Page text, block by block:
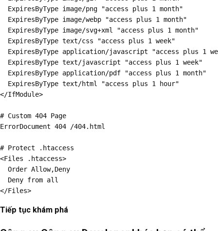
  ExpiresByType image/png "access plus 1 month"
  ExpiresByType image/webp "access plus 1 month"
  ExpiresByType image/svg+xml "access plus 1 month"
  ExpiresByType text/css "access plus 1 week"
ExpiresByType application/javascript "access plus 1
  ExpiresByType text/javascript "access plus 1 week"
  ExpiresByType application/pdf "access plus 1 month"
  ExpiresByType text/html "access plus 1 hour"
</IfModule>
# Custom 404 Page
ErrorDocument 404 /404.html
# Protect .htaccess
<Files .htaccess>
  Order Allow,Deny
  Deny from all
</Files>
Tiếp tục khám phá